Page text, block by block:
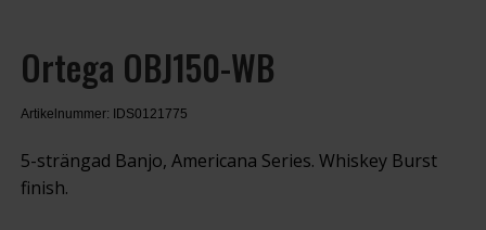
Ortega OBJ150-WB
Artikelnummer: IDS0121775
5-strängad Banjo, Americana Series. Whiskey Burst
finish.